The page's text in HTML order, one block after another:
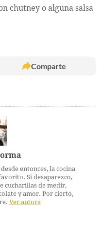
chutney o alguna salsa
Comparte
entonces, la cocina
Si desaparezco,
cucharillas de medir,
y amor. Por cierto,
Ver autora